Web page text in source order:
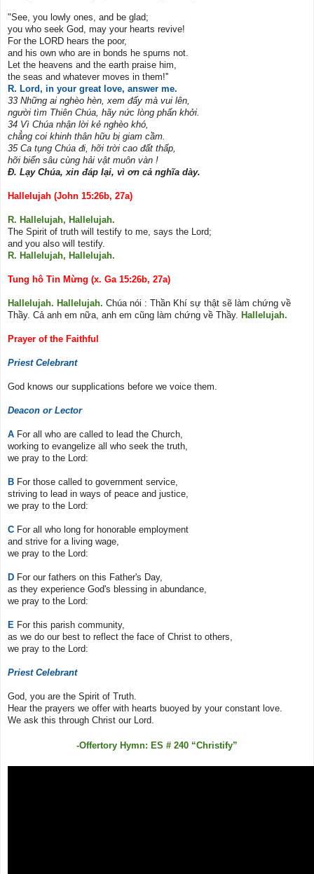
"See, you lowly ones, and be glad;
you who seek God, may your hearts revive!
For the LORD hears the poor,
and his own who are in bonds he spurns not.
Let the heavens and the earth praise him,
the seas and whatever moves in them!''
R. Lord, in your great love, answer me.
33 Những ai nghèo hèn, xem đấy mà vui lên,
người tìm Thiên Chúa, hãy nức lòng phấn khởi.
34 Vì Chúa nhận lời kẻ nghèo khó,
chẳng coi khinh thân hữu bị giam cầm.
35 Ca tụng Chúa đi, hỡi trời cao đất thấp,
hỡi biển sâu cùng hải vật muôn vàn !
Đ. Lạy Chúa, xin đáp lại, vì ơn cả nghĩa dày.
Hallelujah (John 15:26b, 27a)
R. Hallelujah, Hallelujah.
The Spirit of truth will testify to me, says the Lord;
and you also will testify.
R. Hallelujah, Hallelujah.
Tung hô Tin Mừng (x. Ga 15:26b, 27a)
Hallelujah. Hallelujah. Chúa nói : Thần Khí sự thật sẽ làm chứng về
Thầy. Cả anh em nữa, anh em cũng làm chứng về Thầy. Hallelujah.
Prayer of the Faithful
Priest Celebrant
God knows our supplications before we voice them.
Deacon or Lector
A For all who are called to lead the Church,
working to evangelize all who seek the truth,
we pray to the Lord:
B For those called to government service,
striving to lead in ways of peace and justice,
we pray to the Lord:
C For all who long for honorable employment
and strive for a living wage,
we pray to the Lord:
D For our fathers on this Father's Day,
as they experience God's blessing in abundance,
we pray to the Lord:
E For this parish community,
as we do our best to reflect the face of Christ to others,
we pray to the Lord:
Priest Celebrant
God, you are the Spirit of Truth.
Hear the prayers we offer with hearts buoyed by your constant love.
We ask this through Christ our Lord.
-Offertory Hymn: ES # 240 “Christify”